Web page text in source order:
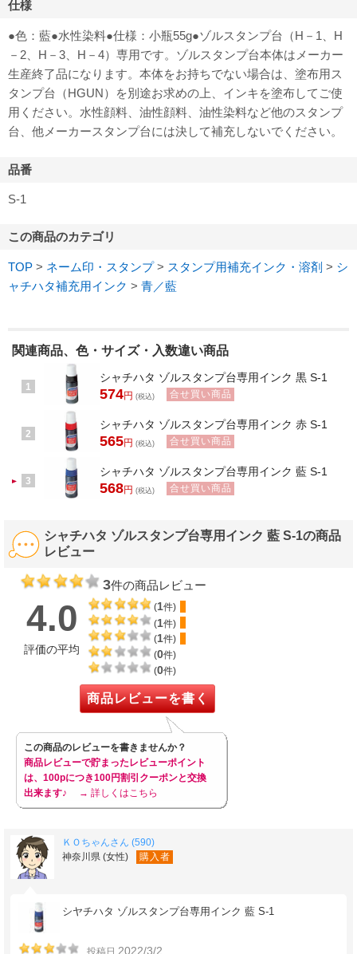
仕様
●色：藍●水性染料●仕様：小瓶55g●ゾルスタンプ台（H－1、H
－2、H－3、H－4）専用です。ゾルスタンプ台本体はメーカー
生産終了品になります。本体をお持ちでない場合は、塗布用ス
タンプ台（HGUN）を別途お求めの上、インキを塗布してご使
用ください。水性顔料、油性顔料、油性染料など他のスタンプ
台、他メーカースタンプ台には決して補充しないでください。
品番
S-1
この商品のカテゴリ
TOP > ネーム印・スタンプ > スタンプ用補充インク・溶剤 > シ
ャチハタ補充用インク > 青／藍
関連商品、色・サイズ・入数違い商品
1
シャチハタ ゾルスタンプ台専用インク 黒 S-1
574円 (税込) 合せ買い商品
2
シャチハタ ゾルスタンプ台専用インク 赤 S-1
565円 (税込) 合せ買い商品
3
シャチハタ ゾルスタンプ台専用インク 藍 S-1
568円 (税込) 合せ買い商品
シャチハタ ゾルスタンプ台専用インク 藍 S-1の商品
レビュー
3件の商品レビュー
4.0
評価の平均
(1件)
(1件)
(1件)
(0件)
(0件)
商品レビューを書く
この商品のレビューを書きませんか？
商品レビューで貯まったレビューポイント
は、100pにつき100円割引クーポンと交換
出来ます♪
→ 詳しくはこちら
ＫＯちゃんさん (590)
神奈川県 (女性)
購入者
シヤチハタ ゾルスタンプ台専用インク 藍 S-1
2022/3/2